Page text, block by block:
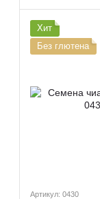
Хит
Без глютена
Артикул: 0430